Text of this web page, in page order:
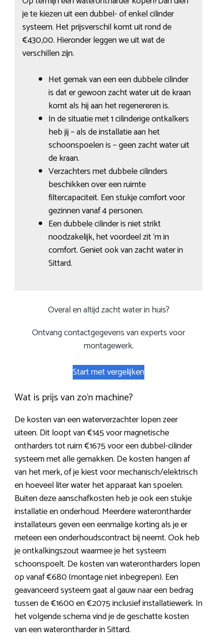
je te kiezen uit een dubbel- of enkel cilinder
systeem. Het prijsverschil komt uit rond de
€430,00. Hieronder leggen we uit wat de
verschillen zijn.
Het gemak van een een dubbele cilinder
is dat er gewoon zacht water uit de kraan
komt als hij aan het regenereren is.
In de situatie met 1 cilinderige ontkalkers
heb jij – als de installatie aan het
schoonspoelen is – geen zacht water uit
de kraan.
Verzachters met dubbele cilinders
beschikken over een ruimte
filtercapaciteit. Een stukje comfort voor
gezinnen vanaf 4 personen.
Een dubbele cilinder is niet strikt
noodzakelijk, het voordeel zit ‘m in
comfort. Geniet ook van zacht water in
Sittard.
Overal en altijd zacht water in huis?
Ontvang contactgegevens van experts voor
montagewerk.
Start met vergelijken
Wat is prijs van zo’n machine?
De kosten van een waterverzachter lopen zeer
uiteen. Dit loopt van €145 voor magnetische
ontharders tot ruim €1675 voor een dubbel-cilinder
systeem met alle gemakken. De kosten hangen af
van het merk, of je kiest voor mechanisch/elektrisch
en hoeveel liter water het apparaat kan spoelen.
Buiten deze aanschafkosten heb je ook een stukje
installatie en onderhoud. Meerdere waterontharder
installateurs geven een eenmalige korting als je er
meteen een onderhoudscontract bij neemt. Ook heb
je ontkalkingszout waarmee je het systeem
schoonspoelt. De kosten van waterontharders lopen
op vanaf €680 (montage niet inbegrepen). Een
geavanceerd systeem gaat al gauw naar een bedrag
tussen de €1600 en €2075 inclusief installatiewerk. In
het volgende schema vind je de geschatte kosten
van een waterontharder in Sittard.